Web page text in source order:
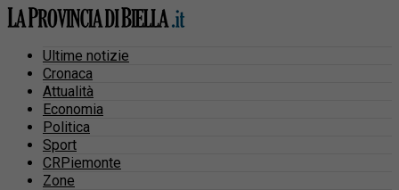
Ultime notizie
Cronaca
Attualità
Economia
Politica
Sport
CRPiemonte
Zone